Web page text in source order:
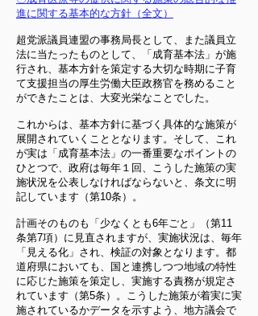
進に関する基本的な方針（全文）
超党派議員連盟の事務局長として、また議員立
法に当たったものとして、「成育基本法」が施
行され、基本方針を策定する大切な時期に子育
て支援担当の厚生労働大臣政務官を務めること
ができたことは、大変光栄なことでした。
これからは、基本方針に基づく具体的な施策が
展開されていくこととなります。そして、これ
が実は「成育基本法」の一番重要なポイントの
ひとつで、政府は毎年１回、こうした施策の実
施状況を公表しなければならないと、条文に明
記しています（第10条）。
計画そのものも「少なくとも6年ごと」（第11
条第7項）に見直されますが、実施状況は、毎年
「見える化」され、検証の対象となります。都
道府県においても、国と連携しつつ地域の特性
に応じた施策を策定し、実施する責務が規定さ
れています（第5条）。こうした施策が着実に実
施されているかデータを示すよう、地方議会で